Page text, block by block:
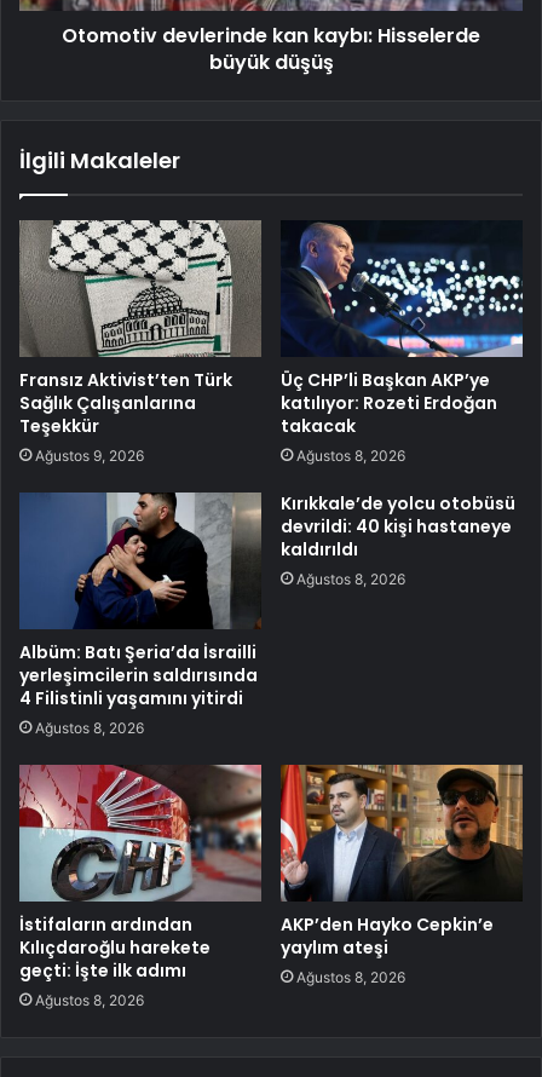
Otomotiv devlerinde kan kaybı: Hisselerde
büyük düşüş
İlgili Makaleler
Fransız Aktivist’ten Türk
Sağlık Çalışanlarına
Teşekkür
Ağustos 9, 2026
Üç CHP’li Başkan AKP’ye
katılıyor: Rozeti Erdoğan
takacak
Ağustos 8, 2026
Albüm: Batı Şeria’da İsrailli
yerleşimcilerin saldırısında
4 Filistinli yaşamını yitirdi
Ağustos 8, 2026
Kırıkkale’de yolcu otobüsü
devrildi: 40 kişi hastaneye
kaldırıldı
Ağustos 8, 2026
İstifaların ardından
Kılıçdaroğlu harekete
geçti: İşte ilk adımı
Ağustos 8, 2026
AKP’den Hayko Cepkin’e
yaylım ateşi
Ağustos 8, 2026